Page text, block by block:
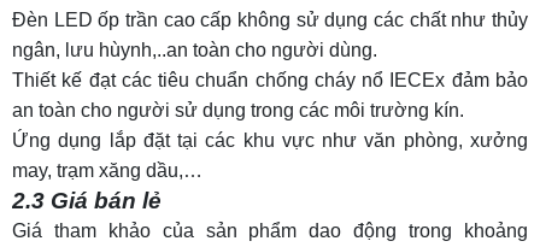
Đèn LED ốp trần cao cấp không sử dụng các chất như thủy
ngân, lưu hùynh,..an toàn cho người dùng.
Thiết kế đạt các tiêu chuẩn chống cháy nổ IECEx đảm bảo
an toàn cho người sử dụng trong các môi trường kín.
Ứng dụng lắp đặt tại các khu vực như văn phòng, xưởng
may, trạm xăng dầu,…
2.3 Giá bán lẻ
Giá tham khảo của sản phẩm dao động trong khoảng